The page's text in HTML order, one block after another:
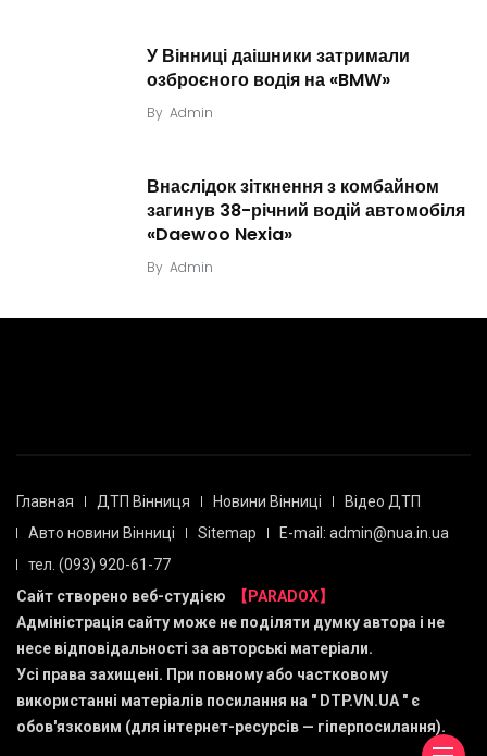
У Вінниці даішники затримали
озброєного водія на «BMW»
By Admin
Внаслідок зіткнення з комбайном
загинув 38-річний водій автомобіля
«Daewoo Nexia»
By Admin
Главная ДТП Вінниця Новини Вінниці
Відео ДТП
Авто новини Вінниці
Sitemap
E-mail: admin@nua.in.ua
тел. (093) 920-61-77
Сайт створено веб-студією
【PARADOX】
Адміністрація сайту може не поділяти думку автора і не
несе відповідальності за авторські матеріали.
Усі права захищені. При повному або частковому
використанні матеріалів посилання на " DTP.VN.UA " є
обов'язковим (для інтернет-ресурсів — гіперпосилання).